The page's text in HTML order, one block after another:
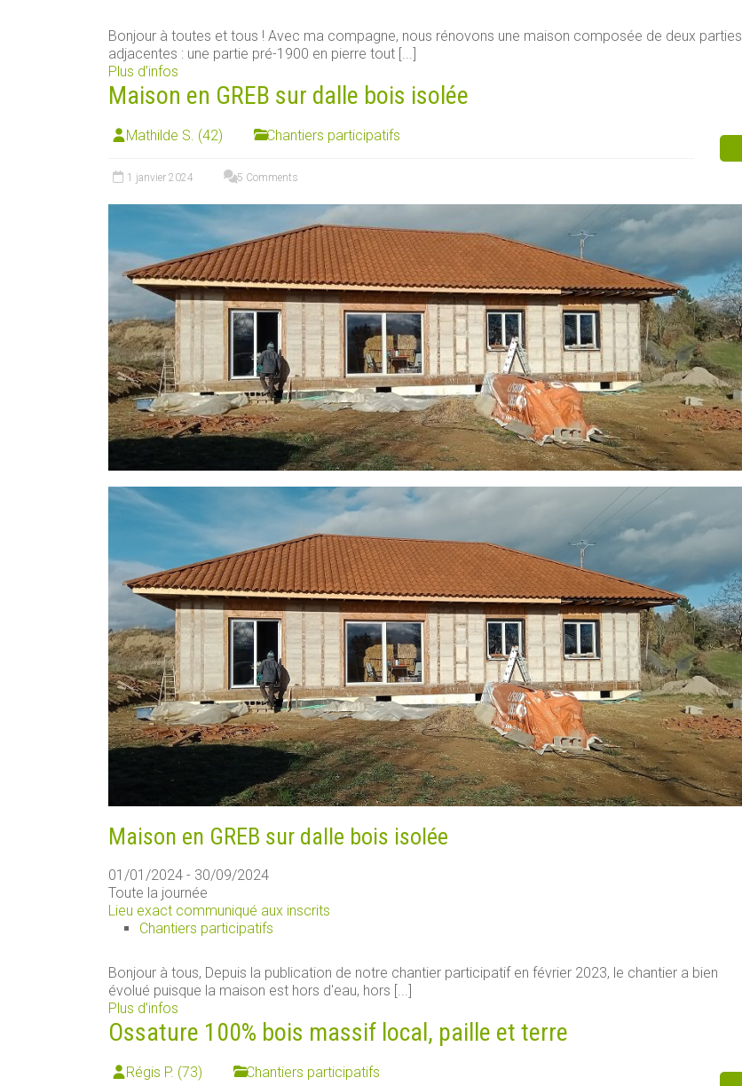
Bonjour à toutes et tous ! Avec ma compagne, nous rénovons une maison composée de deux parties
adjacentes : une partie pré-1900 en pierre tout [...]
Plus d’infos
Maison en GREB sur dalle bois isolée
Mathilde S. (42) Chantiers participatifs
1 janvier 2024 5 Comments
Maison en GREB sur dalle bois isolée
01/01/2024 - 30/09/2024
Toute la journée
Lieu exact communiqué aux inscrits
Chantiers participatifs
Bonjour à tous, Depuis la publication de notre chantier participatif en février 2023, le chantier a bien
évolué puisque la maison est hors d'eau, hors [...]
Plus d’infos
Ossature 100% bois massif local, paille et terre
Régis P. (73) Chantiers participatifs